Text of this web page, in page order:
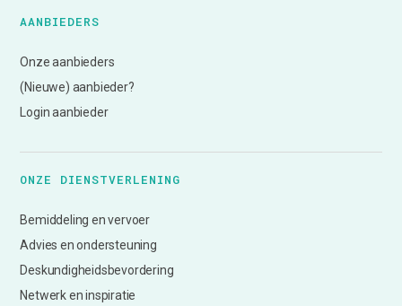
AANBIEDERS
Onze aanbieders
(Nieuwe) aanbieder?
Login aanbieder
ONZE DIENSTVERLENING
Bemiddeling en vervoer
Advies en ondersteuning
Deskundigheidsbevordering
Netwerk en inspiratie